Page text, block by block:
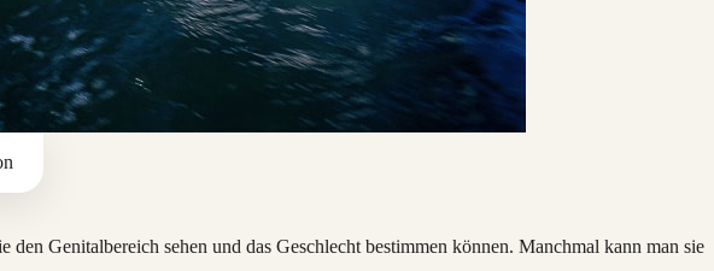
den Genitalbereich sehen und das Geschlecht bestimmen können. Manchmal kann man sie